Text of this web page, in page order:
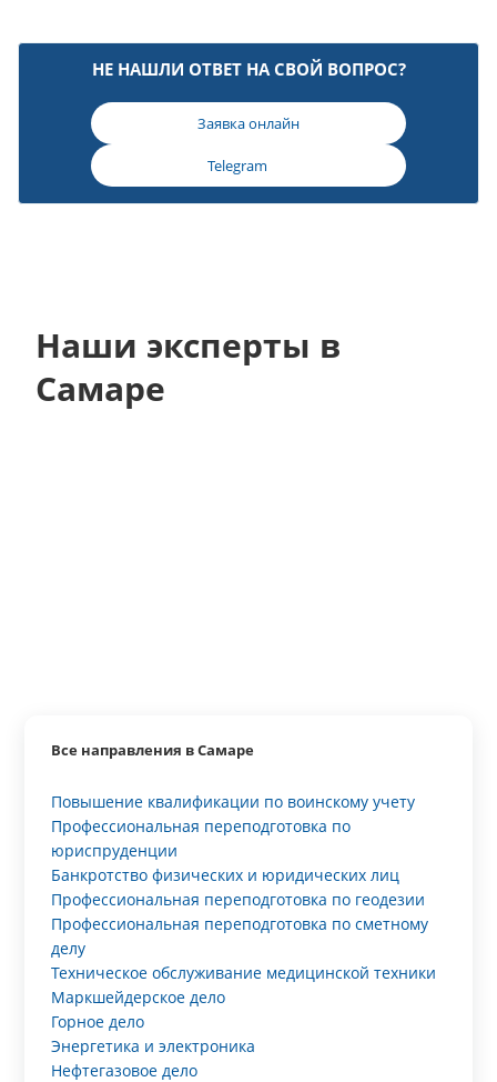
НЕ НАШЛИ ОТВЕТ НА СВОЙ ВОПРОС?
Заявка онлайн
Telegram
Наши эксперты в
Самаре
Все направления в Самаре
Повышение квалификации по воинскому учету
Профессиональная переподготовка по
юриспруденции
Банкротство физических и юридических лиц
Профессиональная переподготовка по геодезии
Профессиональная переподготовка по сметному
делу
Техническое обслуживание медицинской техники
Маркшейдерское дело
Горное дело
Энергетика и электроника
Нефтегазовое дело